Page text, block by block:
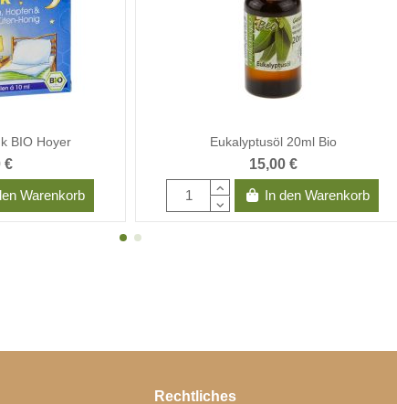
BIO Hoyer
€
Warenkorb
Eukalyptusöl 20ml Bio
15,00 €
In den Warenkorb
Rechtliches